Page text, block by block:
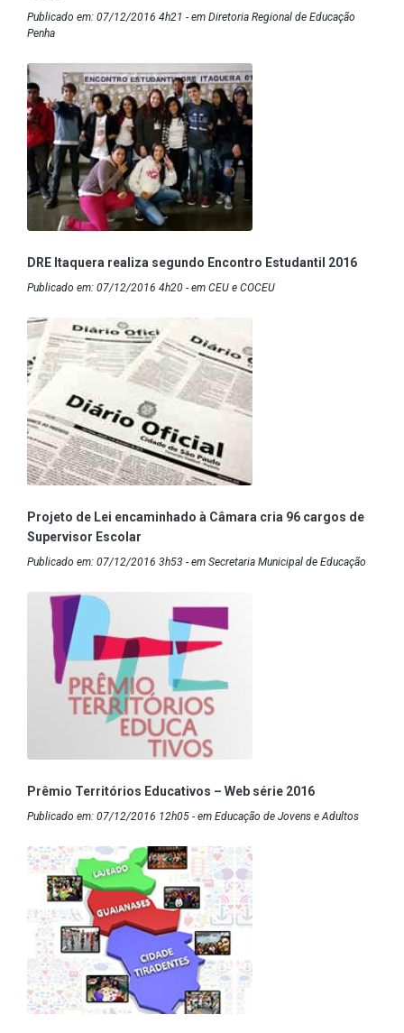
Publicado em: 07/12/2016 4h21 - em Diretoria Regional de Educação
Penha
DRE Itaquera realiza segundo Encontro Estudantil 2016
Publicado em: 07/12/2016 4h20 - em CEU e COCEU
Projeto de Lei encaminhado à Câmara cria 96 cargos de
Supervisor Escolar
Publicado em: 07/12/2016 3h53 - em Secretaria Municipal de Educação
Prêmio Territórios Educativos – Web série 2016
Publicado em: 07/12/2016 12h05 - em Educação de Jovens e Adultos